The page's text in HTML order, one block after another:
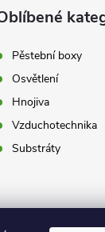
Pěstební boxy
Osvětlení
Hnojiva
Vzduchotechnika
Substráty